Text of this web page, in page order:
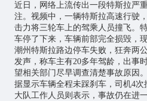
近日，网络上流传出一段特斯拉严
注。视频中，一辆特斯拉高速行驶
击力将三轮车上的驾乘人员撞飞。
车停了下来，车辆前部完全损毁，
潮州特斯拉路边停车失败，狂奔两
发声，称车主有20多年驾龄，出事
望相关部门尽早调查清楚事故原因
据显示车辆全程未踩刹车，司机4
大队工作人员则表示，事故仍在进